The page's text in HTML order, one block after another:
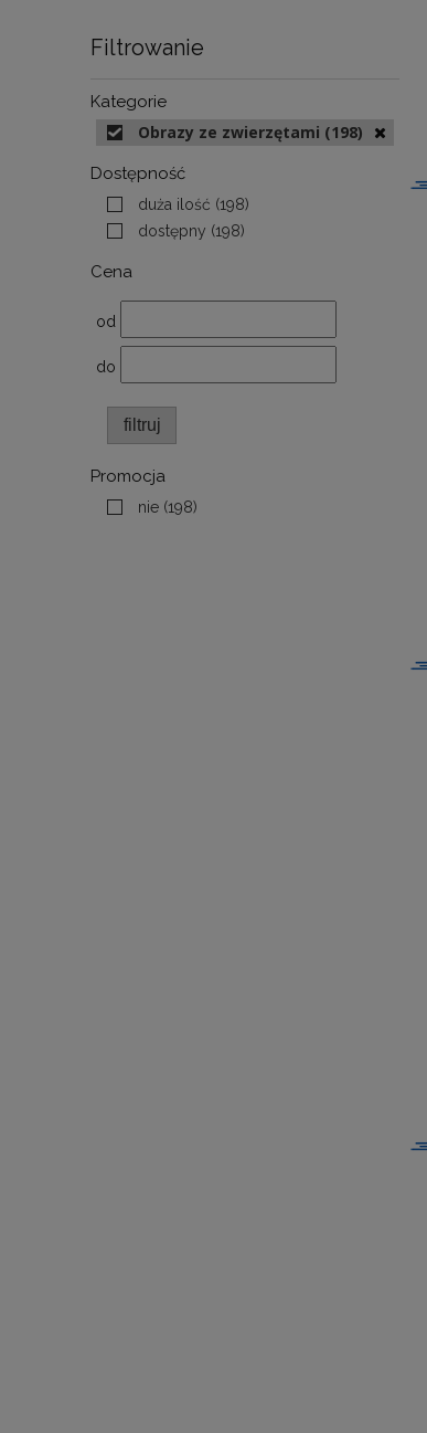
Filtrowanie
Kategorie
Obrazy ze zwierzętami (198)
Dostępność
duża ilość (198)
dostępny (198)
Cena
od
do
filtruj
Promocja
nie (198)